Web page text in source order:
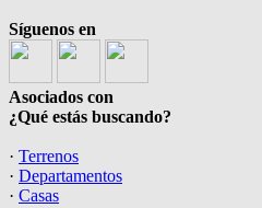
Síguenos en
Asociados con
¿Qué estás buscando?
· Terrenos
· Departamentos
· Casas